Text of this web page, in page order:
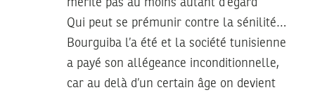
mérite pas au moins autant d’egard
Qui peut se prémunir contre la sénilité…
Bourguiba l’a été et la société tunisienne
a payé son allégeance inconditionnelle,
car au delà d’un certain âge on devient